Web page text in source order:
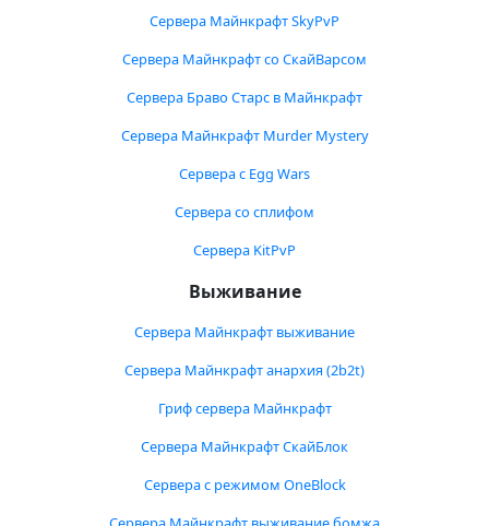
Сервера Майнкрафт SkyPvP
Сервера Майнкрафт со СкайВарсом
Сервера Браво Старс в Майнкрафт
Сервера Майнкрафт Murder Mystery
Сервера с Egg Wars
Сервера со сплифом
Сервера KitPvP
Выживание
Сервера Майнкрафт выживание
Сервера Майнкрафт анархия (2b2t)
Гриф сервера Майнкрафт
Сервера Майнкрафт СкайБлок
Сервера с режимом OneBlock